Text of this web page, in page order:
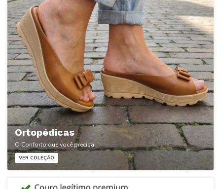
Ortopédicas
O Conforto que você precisa
VER COLEÇÃO